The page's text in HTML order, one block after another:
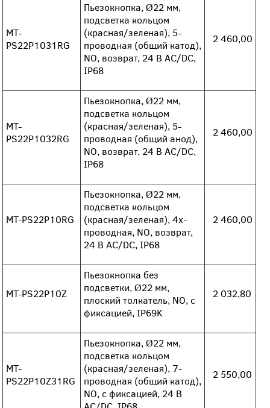
MT-
PS22P1031RG
Пьезокнопка, Ø22 мм,
подсветка кольцом
(красная/зеленая), 5-
проводная (общий катод),
NO, возврат, 24 В AC/DC,
IP68
2 460,00
MT-
PS22P1032RG
Пьезокнопка, Ø22 мм,
подсветка кольцом
(красная/зеленая), 5-
проводная (общий анод),
NO, возврат, 24 В AC/DC,
IP68
2 460,00
MT-PS22P10RG
Пьезокнопка, Ø22 мм,
подсветка кольцом
(красная/зеленая), 4х-
проводная, NO, возврат,
24 В AC/DC, IP68
2 460,00
MT-PS22P10Z
Пьезокнопка без
подсветки, Ø22 мм,
плоский толкатель, NO, с
фиксацией, IP69K
2 032,80
MT-
PS22P10Z31RG
Пьезокнопка, Ø22 мм,
подсветка кольцом
(красная/зеленая), 7-
проводная (общий катод),
NO, с фиксацией, 24 В
2 550,00